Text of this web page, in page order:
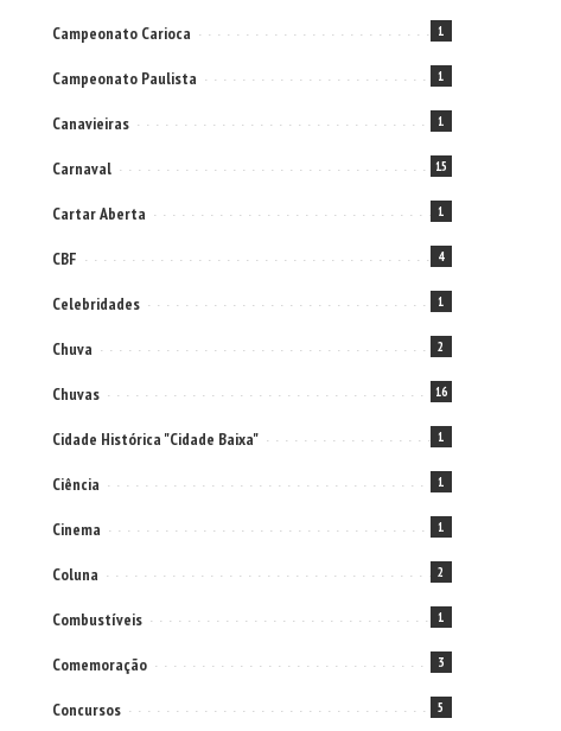
Campeonato Carioca 1
Campeonato Paulista 1
Canavieiras 1
Carnaval 15
Cartar Aberta 1
CBF 4
Celebridades 1
Chuva 2
Chuvas 16
Cidade Histórica "Cidade Baixa" 1
Ciência 1
Cinema 1
Coluna 2
Combustíveis 1
Comemoração 3
Concursos 5